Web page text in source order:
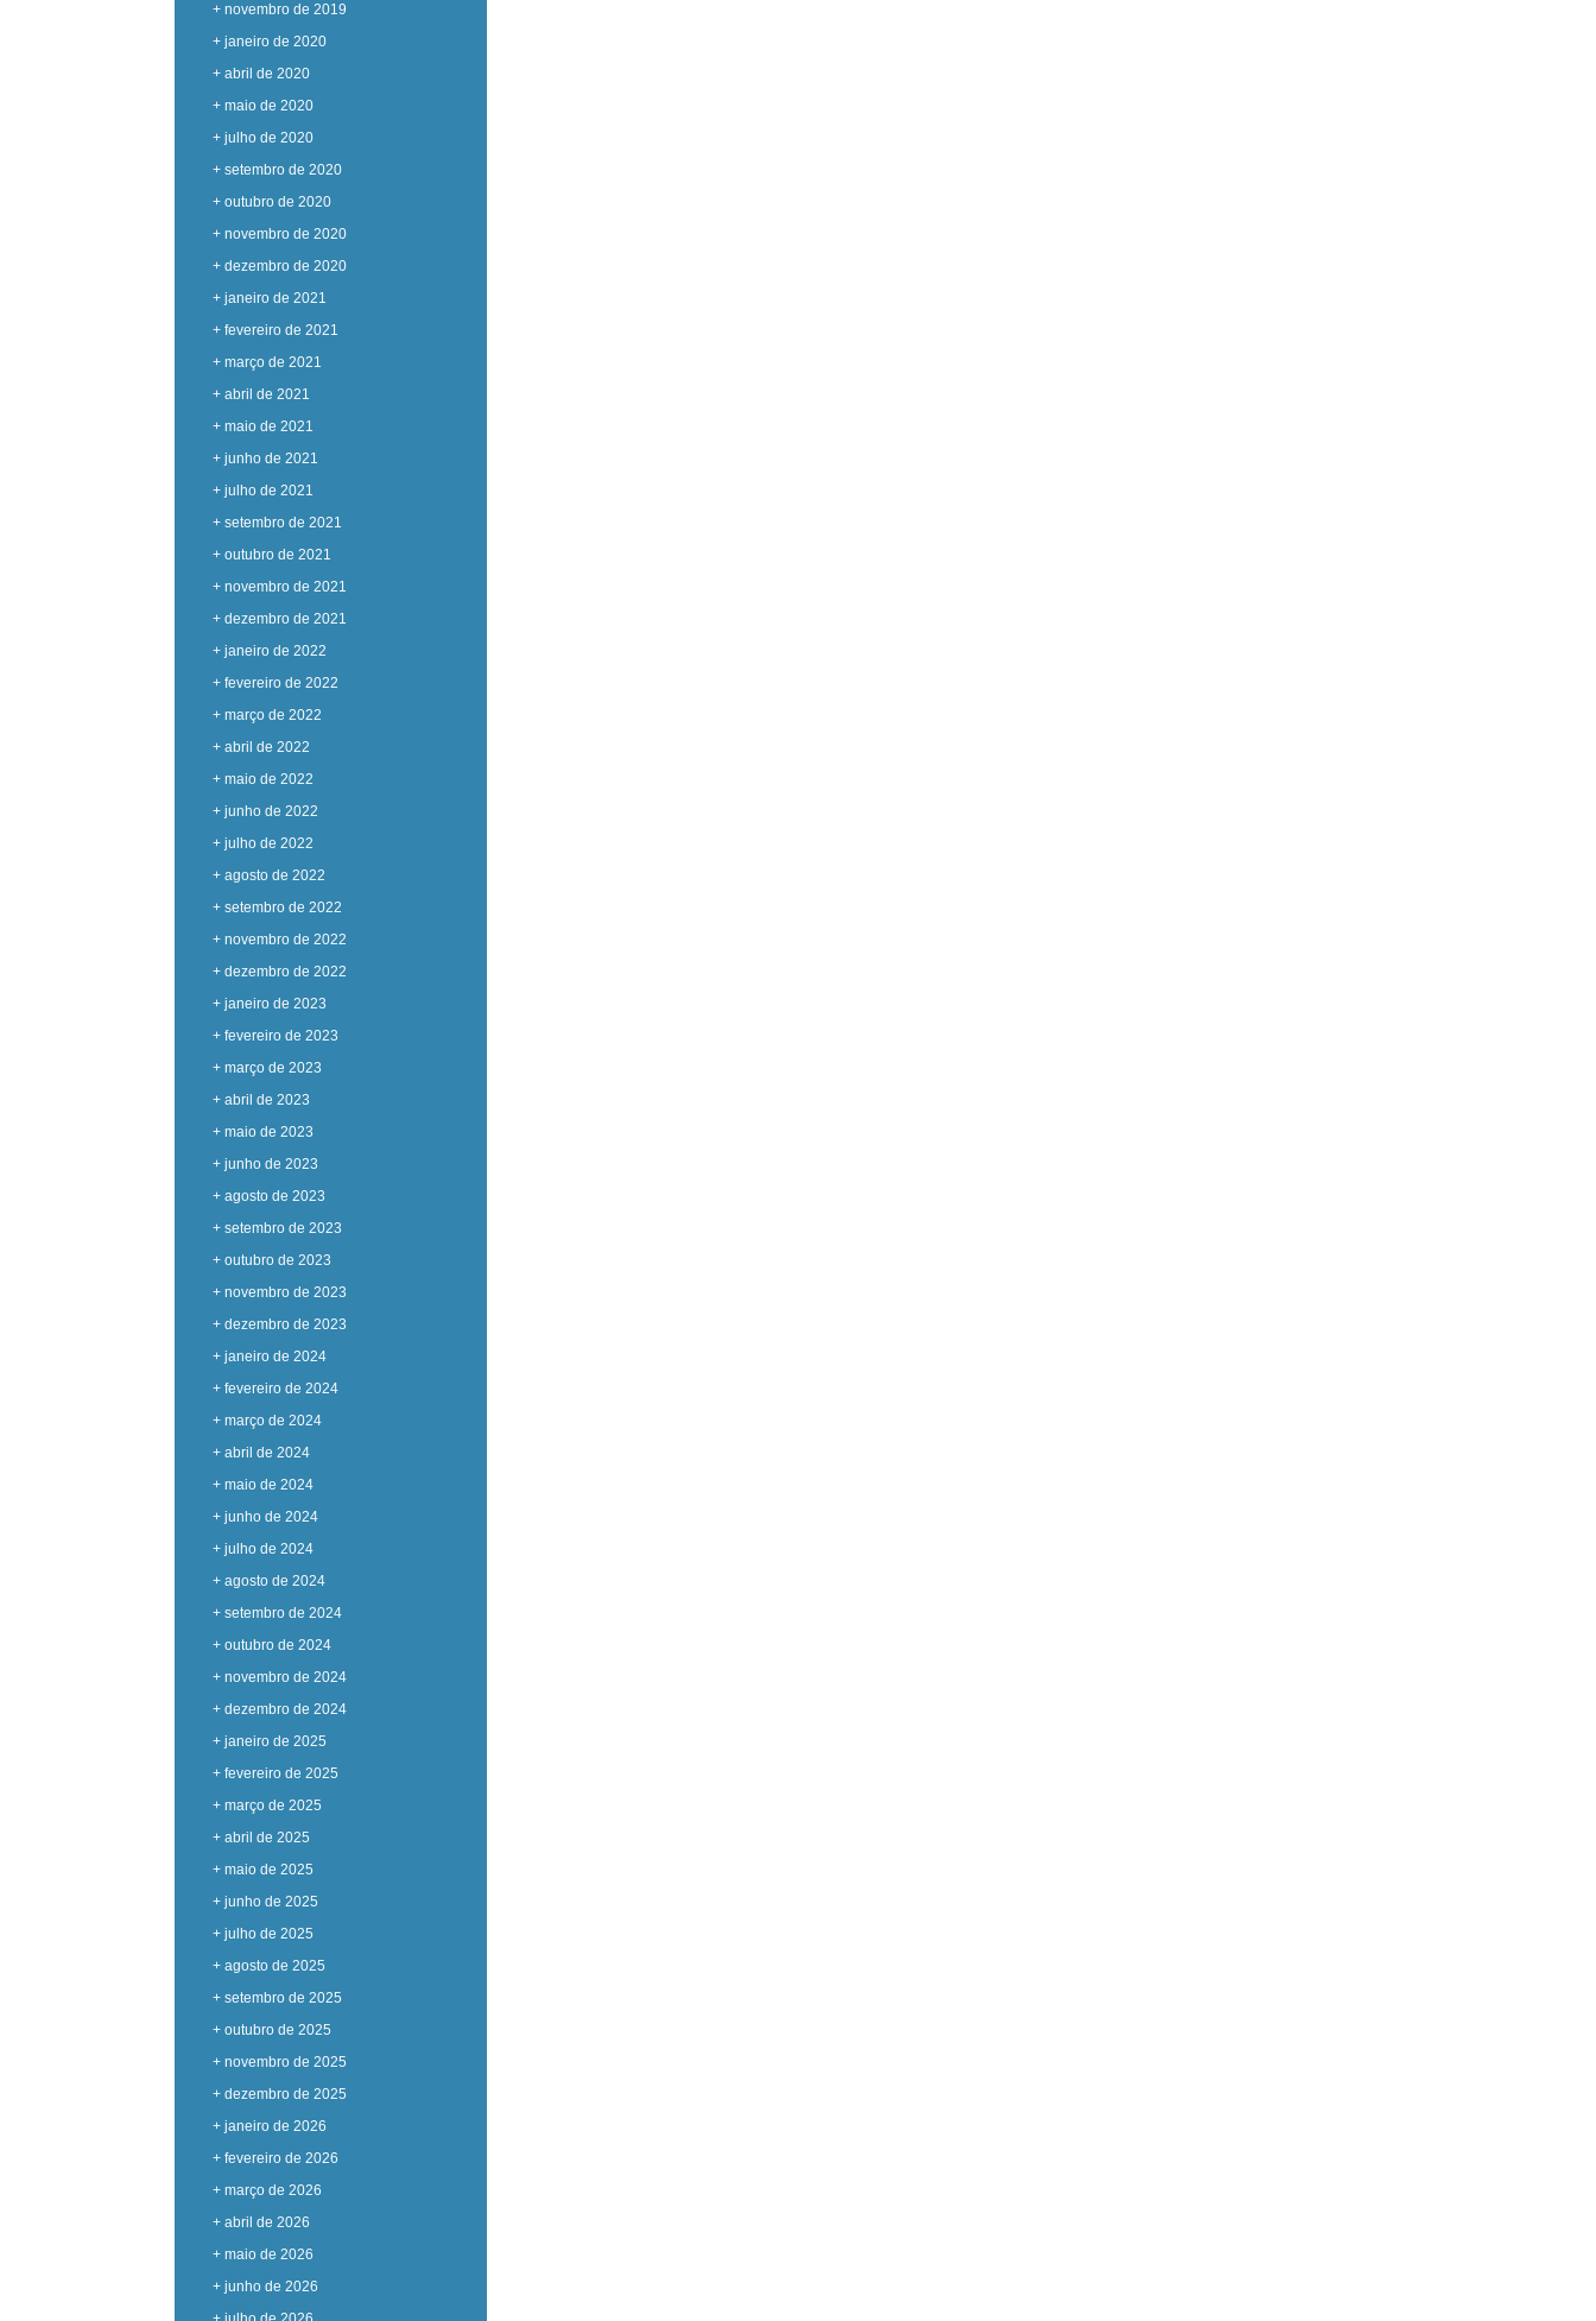
+ novembro de 2019
+ janeiro de 2020
+ abril de 2020
+ maio de 2020
+ julho de 2020
+ setembro de 2020
+ outubro de 2020
+ novembro de 2020
+ dezembro de 2020
+ janeiro de 2021
+ fevereiro de 2021
+ março de 2021
+ abril de 2021
+ maio de 2021
+ junho de 2021
+ julho de 2021
+ setembro de 2021
+ outubro de 2021
+ novembro de 2021
+ dezembro de 2021
+ janeiro de 2022
+ fevereiro de 2022
+ março de 2022
+ abril de 2022
+ maio de 2022
+ junho de 2022
+ julho de 2022
+ agosto de 2022
+ setembro de 2022
+ novembro de 2022
+ dezembro de 2022
+ janeiro de 2023
+ fevereiro de 2023
+ março de 2023
+ abril de 2023
+ maio de 2023
+ junho de 2023
+ agosto de 2023
+ setembro de 2023
+ outubro de 2023
+ novembro de 2023
+ dezembro de 2023
+ janeiro de 2024
+ fevereiro de 2024
+ março de 2024
+ abril de 2024
+ maio de 2024
+ junho de 2024
+ julho de 2024
+ agosto de 2024
+ setembro de 2024
+ outubro de 2024
+ novembro de 2024
+ dezembro de 2024
+ janeiro de 2025
+ fevereiro de 2025
+ março de 2025
+ abril de 2025
+ maio de 2025
+ junho de 2025
+ julho de 2025
+ agosto de 2025
+ setembro de 2025
+ outubro de 2025
+ novembro de 2025
+ dezembro de 2025
+ janeiro de 2026
+ fevereiro de 2026
+ março de 2026
+ abril de 2026
+ maio de 2026
+ junho de 2026